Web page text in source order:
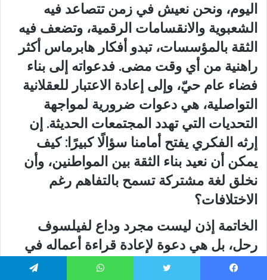
اليوم، ونحن نعيش في زمن تتصاعد فيه
الشعبوية والانقسامات الرقمية، وتضعف فيه
الثقة بالمؤسسات، تبدو أفكار هابرماس أكثر
راهنية من أي وقت مضى. فدعواته إلى بناء
فضاء عام حيّ، وإلى إعادة الاعتبار للعقلانية
التواصلية، هي دعوات ضرورية لمواجهة
التحديات التي تهدد المجتمعات الحديثة. إن
إرثه الفكري يفتح أمامنا سؤالًا كبيرًا: كيف
يمكن أن نعيد بناء الثقة بين المواطنين، وأن
نخلق لغة مشتركة تسمح بالتفاهم رغم
الاختلافات؟
الخاتمة إذن ليست مجرد وداع لفيلسوف
رحل، بل هي دعوة لإعادة قراءة أعماله في
ضوء اللحظة الراهنة. فهابرماس ترك لنا